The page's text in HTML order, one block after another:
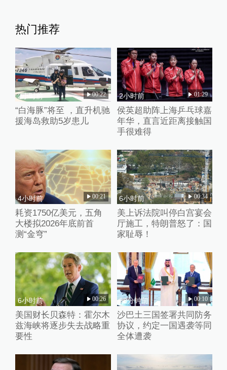
热门推荐
2小时前 00:22
“白海豚”将至 ，直升机驰
援海岛救助5岁患儿
2小时前 01:29
侯英超助阵上海乒乓球嘉
年华，直言近距离接触国
手很难得
4小时前 00:21
耗资1750亿美元，五角
大楼拟2026年底前首
测“金穹”
6小时前 00:34
美上诉法院叫停白宫宴会
厅施工，特朗普怒了：国
家耻辱！
6小时前 00:26
美国财长贝森特：霍尔木
兹海峡将逐步失去战略重
要性
28分钟前 00:10
沙巴土三国签署共同防务
协议，约定一国遇袭等同
全体遭袭